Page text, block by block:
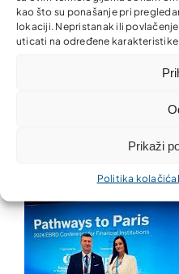
kao što su ponašanje pri
lokaciji. Nepristanak ili
uticati na određene
Prikaži
Politika kolačića
Konferencija Pathways to